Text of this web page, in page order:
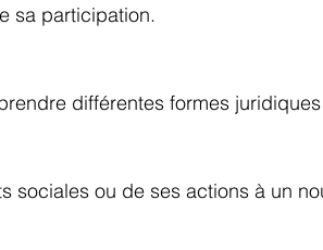
sa participation.
différentes formes
sociales ou de ses actions à un